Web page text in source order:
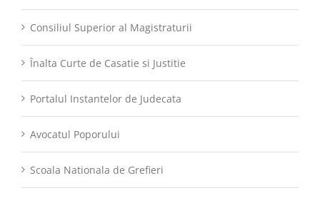
Consiliul Superior al Magistraturii
Înalta Curte de Casatie si Justitie
Portalul Instantelor de Judecata
Avocatul Poporului
Scoala Nationala de Grefieri